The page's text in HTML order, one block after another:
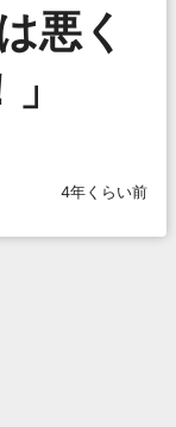
悪く
4年くらい前